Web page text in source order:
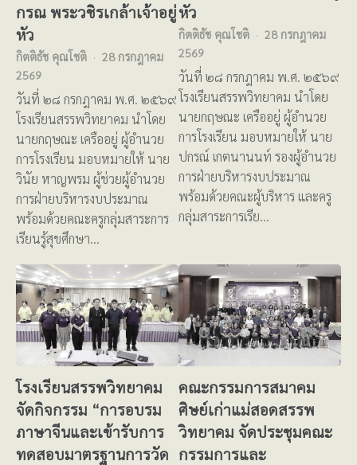
กรณ พระวชิรเกล้าเจ้าอยู่
หัว
กิตติธัช คุณโชติ
28 กรกฎาคม
2569
วันที่ ๒๘ กรกฎาคม พ.ศ. ๒๕๖๙
โรงเรียนสรรพวิทยาคม นำโดย
นายกฤษณะ เครืออยู่ ผู้อำนวย
การโรงเรียน มอบหมายให้ นาย
วินัย หาญพรม ผู้ช่วยผู้อำนวย
การฝ่ายบริหารงบประมาณ
พร้อมด้วยคณะครูกลุ่มสาระการ
เรียนรู้สุขศึกษา…
หัว
กิตติธัช คุณโชติ
28 กรกฎาคม
2569
วันที่ ๒๘ กรกฎาคม พ.ศ. ๒๕๖๙
โรงเรียนสรรพวิทยาคม นำโดย
นายกฤษณะ เครืออยู่ ผู้อำนวย
การโรงเรียน มอบหมายให้ นาย
ปกรณ์ เกตนานนท์ รองผู้อำนวย
การฝ่ายบริหารงบประมาณ
พร้อมด้วยคณะผู้บริหาร และครู
กลุ่มสาระการเรีย…
โรงเรียนสรรพวิทยาคม
จัดกิจกรรม “การอบรม
ภาษาจีนและเข้ารับการ
ทดสอบมาตรฐานการวัด
คณะกรรมการสมาคม
ศิษย์เก่าแม่สอดสรรพ
วิทยาคม จัดประชุมคณะ
กรรมการและ